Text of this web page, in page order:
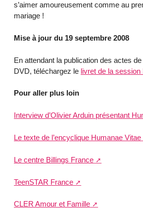
s’aimer amoureusement comme au
mariage !
Mise à jour du 19 septembre 2008
En attendant la publication des actes
DVD, téléchargez le livret de la
Pour aller plus loin
Interview d’Olivier Arduin présentant
Le texte de l’encyclique Humanae Vitae
Le centre Billings France
TeenSTAR France
CLER Amour et Famille